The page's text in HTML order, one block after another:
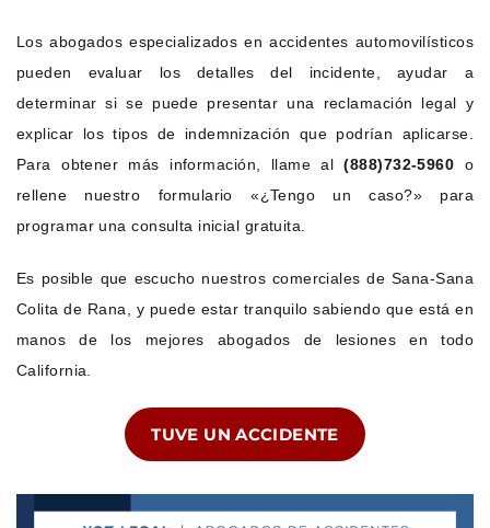
Los abogados especializados en accidentes automovilísticos
pueden evaluar los detalles del incidente, ayudar a
determinar si se puede presentar una reclamación legal y
explicar los tipos de indemnización que podrían aplicarse.
Para obtener más información, llame al(888)732-5960 o
rellene nuestro formulario «¿Tengo un caso?» para
programar una consulta inicial gratuita.
Es posible que escucho nuestros comerciales de Sana-Sana
Colita de Rana, y puede estar tranquilo sabiendo que está en
manos de los mejores abogados de lesiones en todo
California.
TUVE UN ACCIDENTE